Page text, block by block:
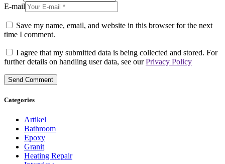
E-mail
Save my name, email, and website in this browser for the next
time I comment.
I agree that my submitted data is being collected and stored. For
further details on handling user data, see ourPrivacy Policy
Categories
Artikel
Bathroom
Epoxy
Granit
Heating Repair